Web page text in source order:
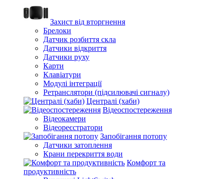
Захист від вторгнення
Брелоки
Датчик розбиття скла
Датчики відкриття
Датчики руху
Карти
Клавіатури
Модулі інтеграції
Ретранслятори (підсилювачі сигналу)
Централі (хаби)
Відеоспостереження
Відеокамери
Відеореєстратори
Запобігання потопу
Датчики затоплення
Крани перекриття води
Комфорт та
продуктивність